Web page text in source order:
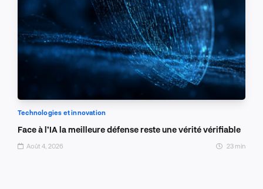
Technologies et innovation
Face à l’IA la meilleure défense reste une vérité vérifiable
Août 4, 2026 23 min